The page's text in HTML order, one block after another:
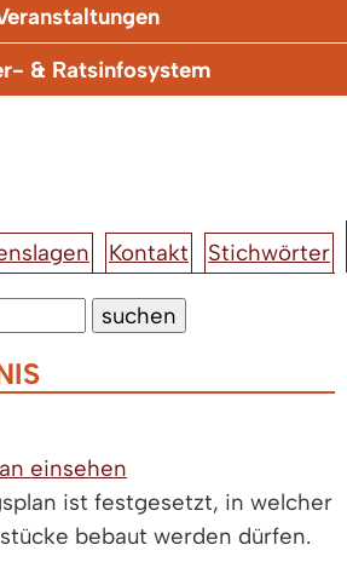
& Ratsinfosystem
Kontakt Stichwörter
einsehen
ist festgesetzt, in welcher
bebaut werden dürfen.